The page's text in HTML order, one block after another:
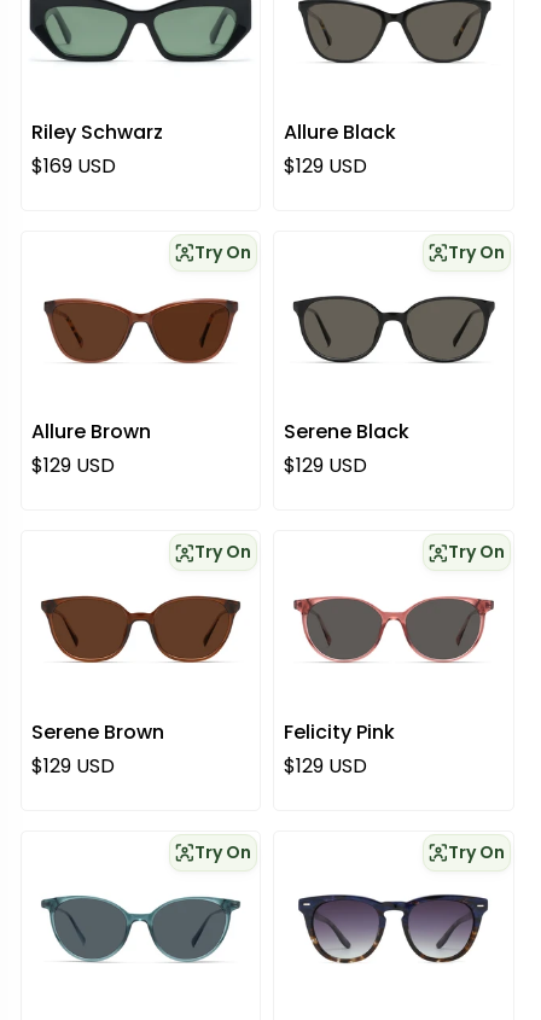
Riley Schwarz
Regulärer Preis
$169 USD
Allure Black
Regulärer Preis
$129 USD
Allure Brown
Try On
Regulärer Preis
$129 USD
Serene Black
Try On
Regulärer Preis
$129 USD
Serene Brown
Try On
Regulärer Preis
$129 USD
Felicity Pink
Try On
Regulärer Preis
$129 USD
Try On Try On